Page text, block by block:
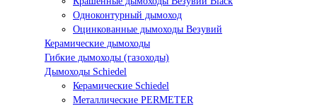
Одноконтурный дымоход
Оцинкованные дымоходы Везувий
Керамические дымоходы
Гибкие дымоходы (газоходы)
Дымоходы Schiedel
Керамические Schiedel
Металлические PERMETER